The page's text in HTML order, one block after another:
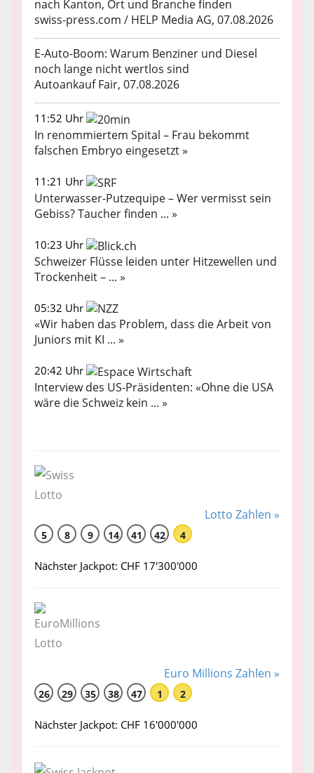
nach Kanton, Ort und Branche finden
swiss-press.com / HELP Media AG, 07.08.2026
E-Auto-Boom: Warum Benziner und Diesel
noch lange nicht wertlos sind
Autoankauf Fair, 07.08.2026
11:52 Uhr
In renommiertem Spital – Frau bekommt
falschen Embryo eingesetzt »
11:21 Uhr
Unterwasser-Putzequipe – Wer vermisst sein
Gebiss? Taucher finden ... »
10:23 Uhr
Schweizer Flüsse leiden unter Hitzewellen und
Trockenheit – ... »
05:32 Uhr
«Wir haben das Problem, dass die Arbeit von
Juniors mit KI ... »
20:42 Uhr
Interview des US-Präsidenten: «Ohne die USA
wäre die Schweiz kein ... »
Lotto Zahlen »
5 8 9 14 41 42 4
Nächster Jackpot: CHF 17'300'000
Euro Millions Zahlen »
26 29 35 38 47 1 2
Nächster Jackpot: CHF 16'000'000